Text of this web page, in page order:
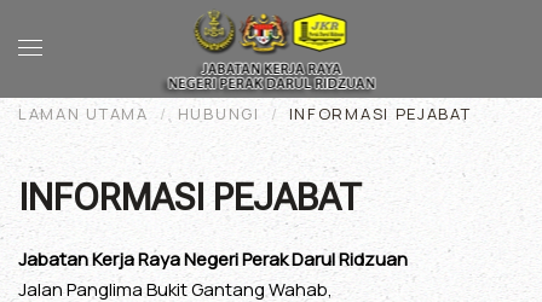
Skip to main content
LAMAN UTAMA HUBUNGI INFORMASI PEJABAT
INFORMASI PEJABAT
Jabatan Kerja Raya Negeri Perak Darul Ridzuan
Jalan Panglima Bukit Gantang Wahab,